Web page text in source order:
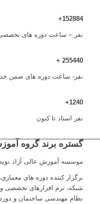
152884
+
نفر – ساعت دوره های
255440
+
نفر- ساعت دوره های ضمن
1240
+
نفر استاد تا کنون
گستره برند گروه
موسسه آموزش عالی آزاد
برگزار کننده دوره های
شبکه، نرم افزارهای تخصصی و
نظام مهندسی ساختمان و